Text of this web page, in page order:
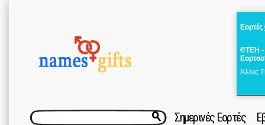
Εορτές
©ΤΕΗ -
Άλλες
Σημερινές Εορτές